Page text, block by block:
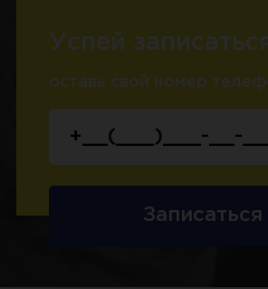
Успей
оставь свой номер
Записаться